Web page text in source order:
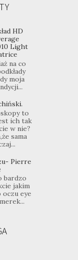
HD
Light
na co
moja
to
ich tak
w nie?
sama
Pierre
bardzo
jakim
oczu eye